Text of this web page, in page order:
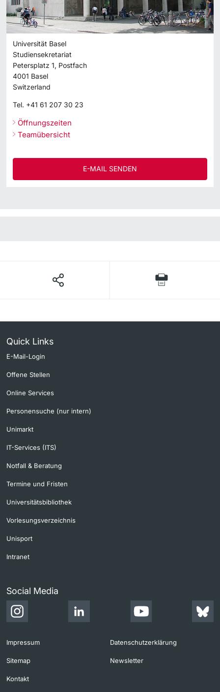
Universität Basel
Studiensekretariat
Petersplatz 1, Postfach
4001 Basel
Switzerland
Tel. +41 61 207 30 23
Öffnungszeiten
Teamübersicht
E-MAIL SENDEN
Quick Links
E-Mail-Login
Offene Stellen
Online Services
Personensuche (nur intern)
Unimarkt
IT-Services (ITS)
Notfall & Beratung
Termine und Fristen
Universitätsbibliothek
Vorlesungsverzeichnis
Unisport
Intranet
Social Media
Impressum Datenschutzerklärung
Sitemap Newsletter
Kontakt